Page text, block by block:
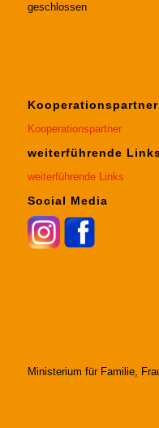
geschlossen
Kooperationspartner
Kooperationspartner
weiterführende
weiterführende Links
Social Media
Ministerium für Familie,